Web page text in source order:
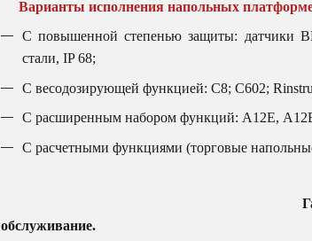
Варианты исполнения напольных
С повышенной степенью защиты: датчики
стали, IP 68;
С весодозирующей функцией: С8; С602;
С расширенным набором функций: А12Е,
С расчетными функциями (торговые
Гарантия на весы ЗЕВС
обслуживание.